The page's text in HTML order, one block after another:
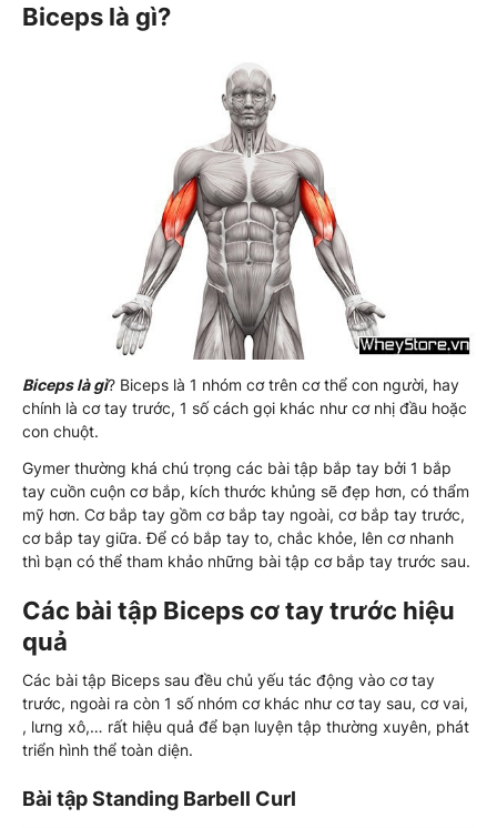
Biceps là gì?
Biceps là gì? Biceps là 1 nhóm cơ trên cơ thể con người, hay
chính là cơ tay trước, 1 số cách gọi khác như cơ nhị đầu hoặc
con chuột.
Gymer thường khá chú trọng các bài tập bắp tay bởi 1 bắp
tay cuồn cuộn cơ bắp, kích thước khủng sẽ đẹp hơn, có thẩm
mỹ hơn. Cơ bắp tay gồm cơ bắp tay ngoài, cơ bắp tay trước,
cơ bắp tay giữa. Để có bắp tay to, chắc khỏe, lên cơ nhanh
thì bạn có thể tham khảo những bài tập cơ bắp tay trước sau.
Các bài tập Biceps cơ tay trước hiệu
quả
Các bài tập Biceps sau đều chủ yếu tác động vào cơ tay
trước, ngoài ra còn 1 số nhóm cơ khác như cơ tay sau, cơ vai,
, lưng xô,… rất hiệu quả để bạn luyện tập thường xuyên, phát
triển hình thể toàn diện.
Bài tập Standing Barbell Curl